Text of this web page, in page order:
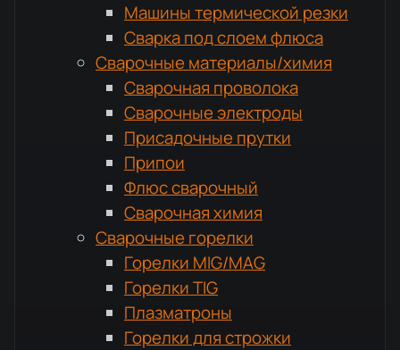
Машины термической резки
Сварка под слоем флюса
Сварочные материалы/химия
Сварочная проволока
Сварочные электроды
Присадочные прутки
Припои
Флюс сварочный
Сварочная химия
Сварочные горелки
Горелки MIG/MAG
Горелки TIG
Плазматроны
Горелки для строжки